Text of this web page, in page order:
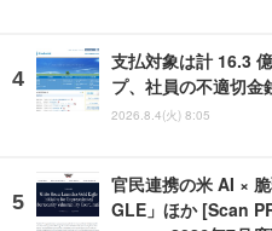
支払対象は計 16.3
プ、社員の不適切金
2026.8.4(火) 8:05
官民連携の米 AI ×
GLE」ほか [Scan